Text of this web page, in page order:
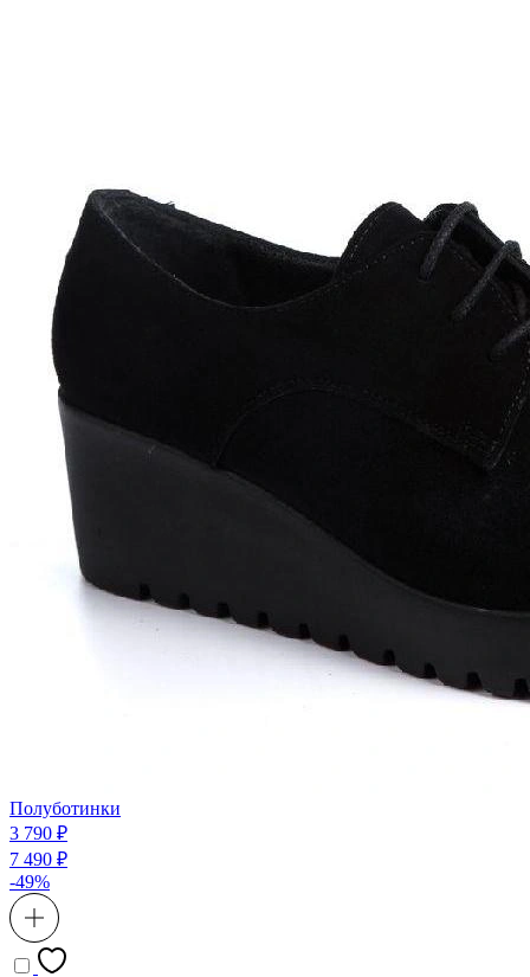
Полуботинки
3 790 ₽
7 490 ₽
-49%